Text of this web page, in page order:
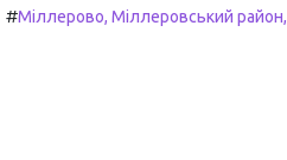
#Міллерово, Міллеровський район,